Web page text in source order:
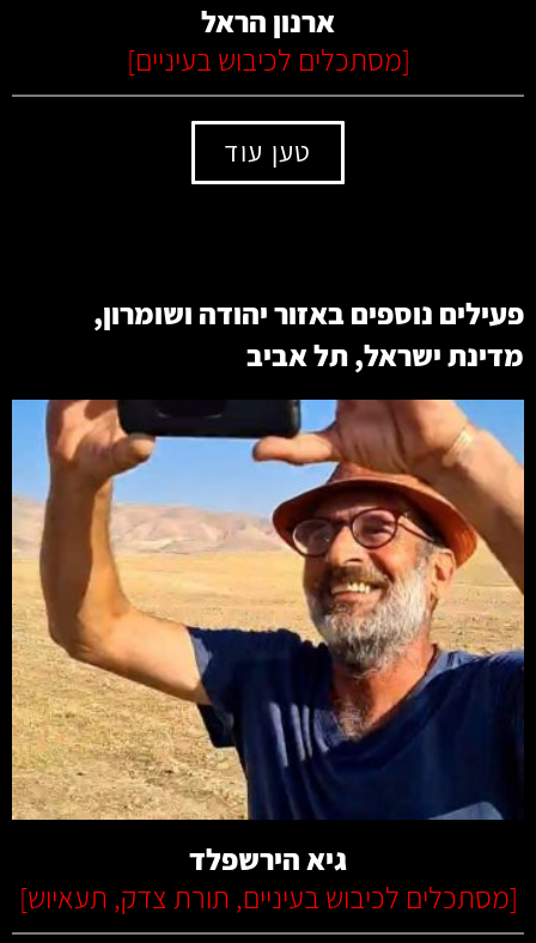
ארנון הראל
[מסתכלים לכיבוש בעיניים]
טען עוד
פעילים נוספים באזוריהודה ושומרון,
מדינת ישראל,תל אביב
קרא עוד
גיא הירשפלד
[מסתכלים לכיבוש בעיניים, תורת צדק, תעאיוש]